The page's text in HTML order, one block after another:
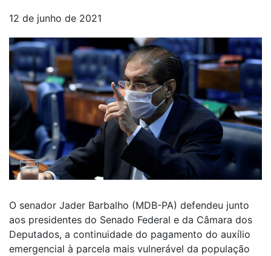
12 de junho de 2021
O senador Jader Barbalho (MDB-PA) defendeu junto
aos presidentes do Senado Federal e da Câmara dos
Deputados, a continuidade do pagamento do auxílio
emergencial à parcela mais vulnerável da população